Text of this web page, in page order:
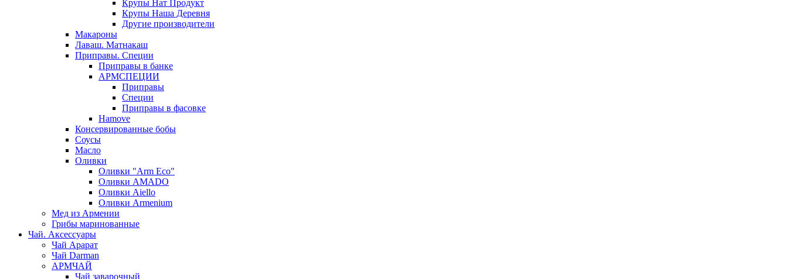
Крупы Нат Продукт
Крупы Наша Деревня
Другие производители
Макароны
Лаваш. Матнакаш
Приправы. Специи
Приправы в банке
АРМСПЕЦИИ
Приправы
Специи
Приправы в фасовке
Hamove
Консервированные бобы
Соусы
Масло
Оливки
Оливки "Arm Eco"
Оливки AMADO
Оливки Aiello
Оливки Armenium
Мед из Армении
Грибы маринованные
Чай. Аксессуары
Чай Арарат
Чай Darman
АРМЧАЙ
Чай заварочный